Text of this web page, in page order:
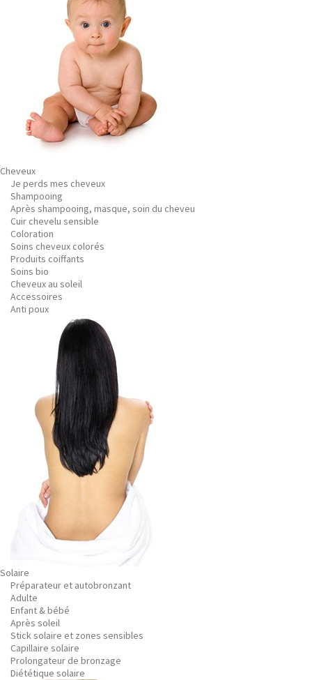
Cheveux
Je perds mes cheveux
Shampooing
Après shampooing, masque, soin du cheveu
Cuir chevelu sensible
Coloration
Soins cheveux colorés
Produits coiffants
Soins bio
Cheveux au soleil
Accessoires
Anti poux
Solaire
Préparateur et autobronzant
Adulte
Enfant & bébé
Après soleil
Stick solaire et zones sensibles
Capillaire solaire
Prolongateur de bronzage
Diététique solaire